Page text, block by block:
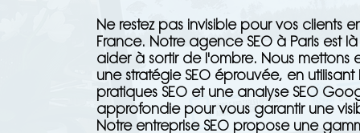
Ne restez pas invisible pour vos clients
France. Notre agence SEO à Paris est
aider à sortir de l'ombre. Nous mettons
une stratégie SEO éprouvée, en utilisant
pratiques SEO et une analyse SEO
approfondie pour vous garantir une
Notre entreprise SEO propose une